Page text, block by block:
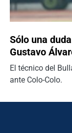
Sólo una
Gustavo
El técnico del
ante Colo-Colo.